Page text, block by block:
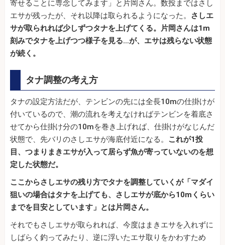
寄せることに専念してみます」と片岡さん。数投まではさし
エサが残ったが、それ以降は取られるようになった。
さしエ
サが取られれば少しずつタナを上げてくる。片岡さんは1m
刻みでタナを上げつつ様子を見る…が、エサは残らない状態
が続く。
タナ調整の考え方
タナの設定方法だが、テンビンの先には全長10mの仕掛けが
付いているので、潮の流れを考えなければテンビンを着底さ
せてから仕掛け分の10mを巻き上げれば、仕掛けがなじんだ
状態で、先バリのさしエサが海底付近になる。 これが1投
目、つまりまきエサが入って居らず魚が寄っていないのを想
定した状態だ。
ここからさしエサの残り方でタナを調整していくが「マダイ
狙いの場合はタナを上げても、さしエサが底から10mくらい
までを目安としています」とは片岡さん。
それでもさしエサが取られれば、今度はまきエサを入れずに
しばらく釣ってみたり、逆に浮いたエサ取りをかわすため